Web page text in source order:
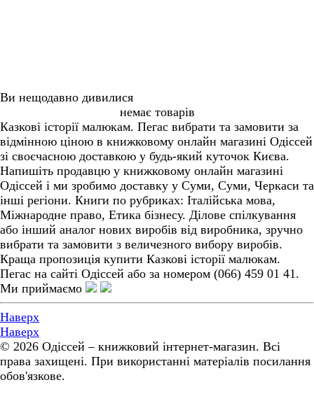
Ви нещодавно дивилися
немає товарів
Казкові історії малюкам. Пегас вибрати та замовити за
відмінною ціною в книжковому онлайн магазині Одіссей
зі своєчасною доставкою у будь-який куточок Києва.
Напишіть продавцю у книжковому онлайн магазині
Одіссей і ми зробимо доставку у Суми, Суми, Черкаси та
інші регіони. Книги по рубриках: Італійська мова,
Міжнародне право, Етика бізнесу. Ділове спілкування
або інший аналог нових виробів від виробника, зручно
вибрати та замовити з величезного вибору виробів.
Краща пропозиція купити Казкові історії малюкам.
Пегас на сайті Одіссей або за номером (066) 459 01 41.
Ми приймаємо
Наверх
Наверх
© 2026 Одіссей – книжковий інтернет-магазин. Всі
права захищені. При використанні матеріалів посилання
обов'язкове.